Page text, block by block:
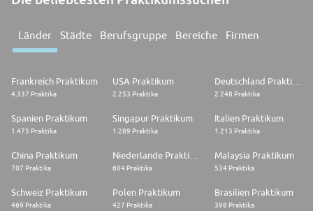
Länder Städte Berufsgruppe Bereiche Firmen
Frankreich Praktikum
4.337 Praktika
USA Praktikum
2.253 Praktika
Deutschland Praktikum
2.248 Praktika
Spanien Praktikum
1.475 Praktika
Singapur Praktikum
1.289 Praktika
Italien Praktikum
1.213 Praktika
China Praktikum
707 Praktika 604 Praktika
Malaysia Praktikum
534 Praktika
Schweiz Praktikum
469 Praktika
Polen Praktikum
427 Praktika
Brasilien Praktikum
398 Praktika